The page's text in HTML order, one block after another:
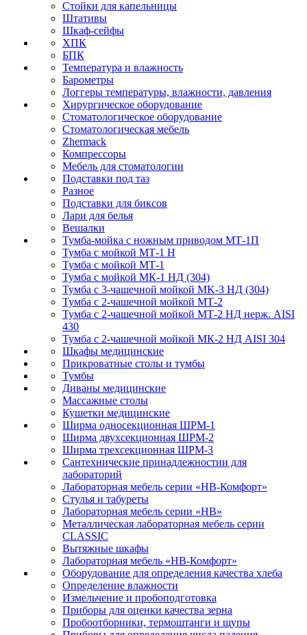
Стойки для капельницы
Штативы
Шкаф-сейфы
ХПК
БПК
Температура и влажность
Барометры
Логгеры температуры, влажности, давления
Хирургическое оборудование
Стоматологическое оборудование
Стоматологическая мебель
Zhermack
Компрессоры
Мебель для стоматологии
Подставки под таз
Разное
Подставки для биксов
Лари для белья
Вешалки
Тумба-мойка с ножным приводом МТ-1П
Тумба с мойкой МТ-1 Н
Тумба с мойкой МТ-1
Тумба с мойкой МК-1 НД (304)
Тумба с 3-чашечной мойкой МK-3 НД (304)
Тумба с 2-чашечной мойкой МТ-2
Тумба с 2-чашечной мойкой МТ-2 НД нерж. AISI
430
Тумба с 2-чашечной мойкой МК-2 НД AISI 304
Шкафы медицинские
Прикроватные столы и тумбы
Тумбы
Диваны медицинские
Массажные столы
Кушетки медицинские
Ширма односекционная ШРМ-1
Ширма двухсекционная ШРМ-2
Ширма трехсекционная ШРМ-3
Сантехнические принадлежностии для
лабораторий
Лабораторная мебель серии «НВ-Комфорт»
Стулья и табуреты
Лабораторная мебель серии «НВ»
Металлическая лабораторная мебель серии
CLASSIC
Вытяжные шкафы
Лабораторная мебель «НВ-Комфорт»
Оборудование для определения качества хлеба
Определение влажности
Измельчение и пробоподготовка
Приборы для оценки качества зерна
Пробоотборники, термоштанги и щупы